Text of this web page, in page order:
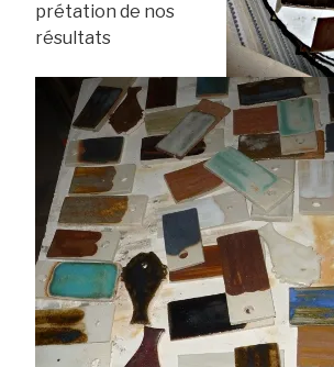
prétation de nos
résultats